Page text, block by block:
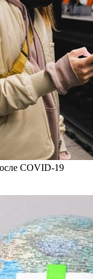
COVID-19